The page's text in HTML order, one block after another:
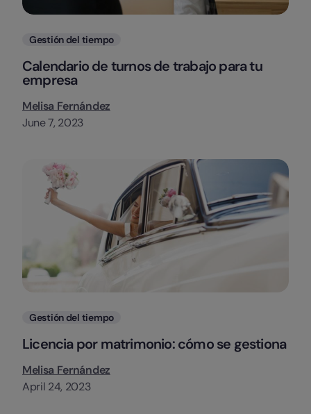
Categorias
Gestión del tiempo
Calendario de turnos de trabajo para tu
empresa
Melisa Fernández
June 7, 2023
Categorias
Gestión del tiempo
Licencia por matrimonio: cómo se gestiona
Melisa Fernández
April 24, 2023